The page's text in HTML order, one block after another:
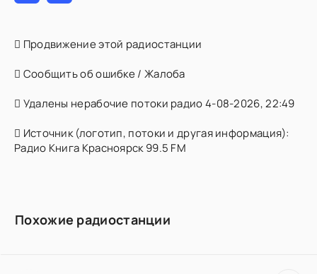
Продвижение этой радиостанции
Сообщить об ошибке / Жалоба
Удалены нерабочие потоки радио 4-08-2026, 22:49
Источник (логотип, потоки и другая информация):
Радио Книга Красноярск 99.5 FM
Похожие радиостанции